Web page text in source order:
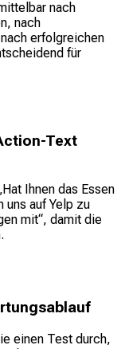
nach
nach
erfolgreichen
für
Text
Ihnen das Essen
uns auf Yelp zu
mit“, damit die
einen Test durch,